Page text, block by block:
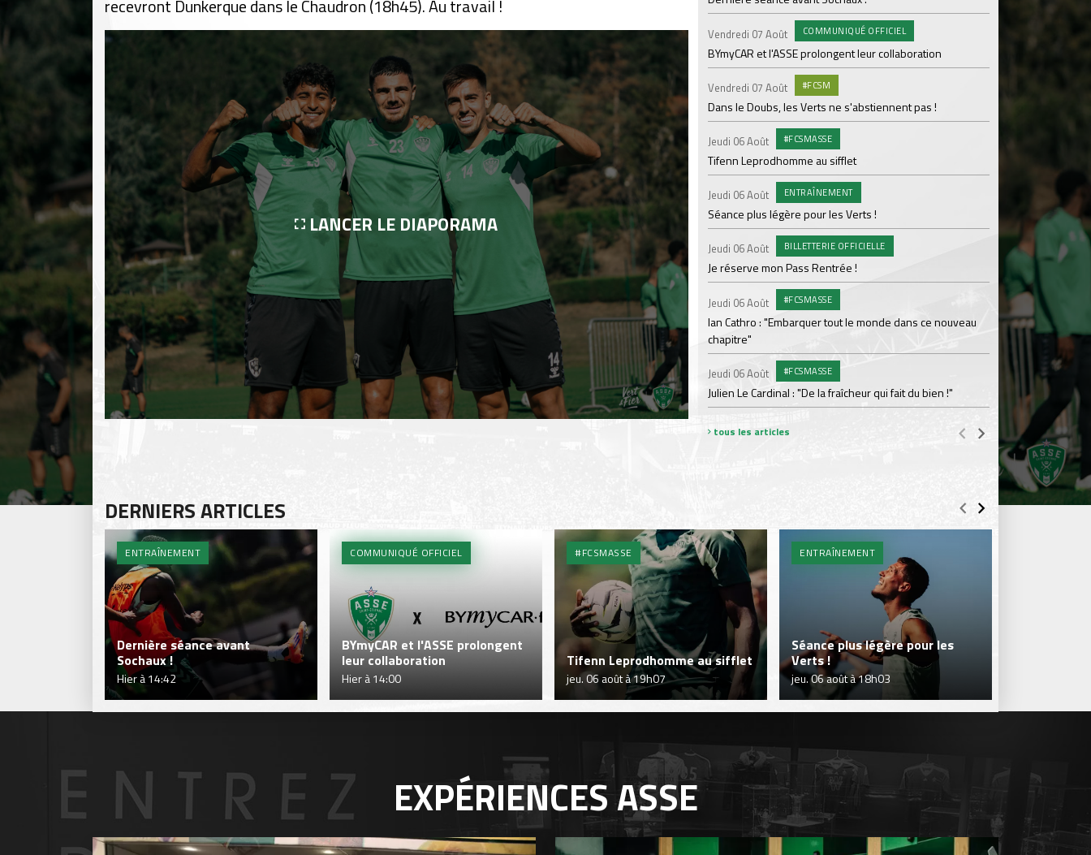
recevront Dunkerque dans le Chaudron (18h45). Au travail !
LANCER LE DIAPORAMA
Vendredi 07 Août COMMUNIQUÉ OFFICIEL
BYmyCAR et l'ASSE prolongent leur collaboration
Vendredi 07 Août #FCSM
Dans le Doubs, les Verts ne s'abstiennent pas !
Jeudi 06 Août #FCSMASSE
Tifenn Leprodhomme au sifflet
Jeudi 06 Août ENTRAÎNEMENT
Séance plus légère pour les Verts !
Jeudi 06 Août BILLETTERIE OFFICIELLE
Je réserve mon Pass Rentrée !
Jeudi 06 Août #FCSMASSE
Ian Cathro : "Embarquer tout le monde dans ce nouveau
chapitre"
Jeudi 06 Août #FCSMASSE
Julien Le Cardinal : "De la fraîcheur qui fait du bien !"
pour Lamine Sonko
Mardi 04 Août
Les Verts sur le
Lundi 03 Août
Le programme de
Lundi 03 Août
Parcage complet
Lundi 03 Août
Le dernier match
Dimanche 02 Août
Le point sur
tous les articles
DERNIERS ARTICLES
ENTRAÎNEMENT
Dernière séance avant
Sochaux !
Hier à 14:42
COMMUNIQUÉ OFFICIEL
BYmyCAR et l'ASSE prolongent
leur collaboration
Hier à 14:00
#FCSMASSE
Tifenn Leprodhomme au sifflet
jeu. 06 août à 19h07
ENTRAÎNEMENT
Séance plus légère pour les
Verts !
jeu. 06 août à 18h03
EXPÉRIENCESASSE